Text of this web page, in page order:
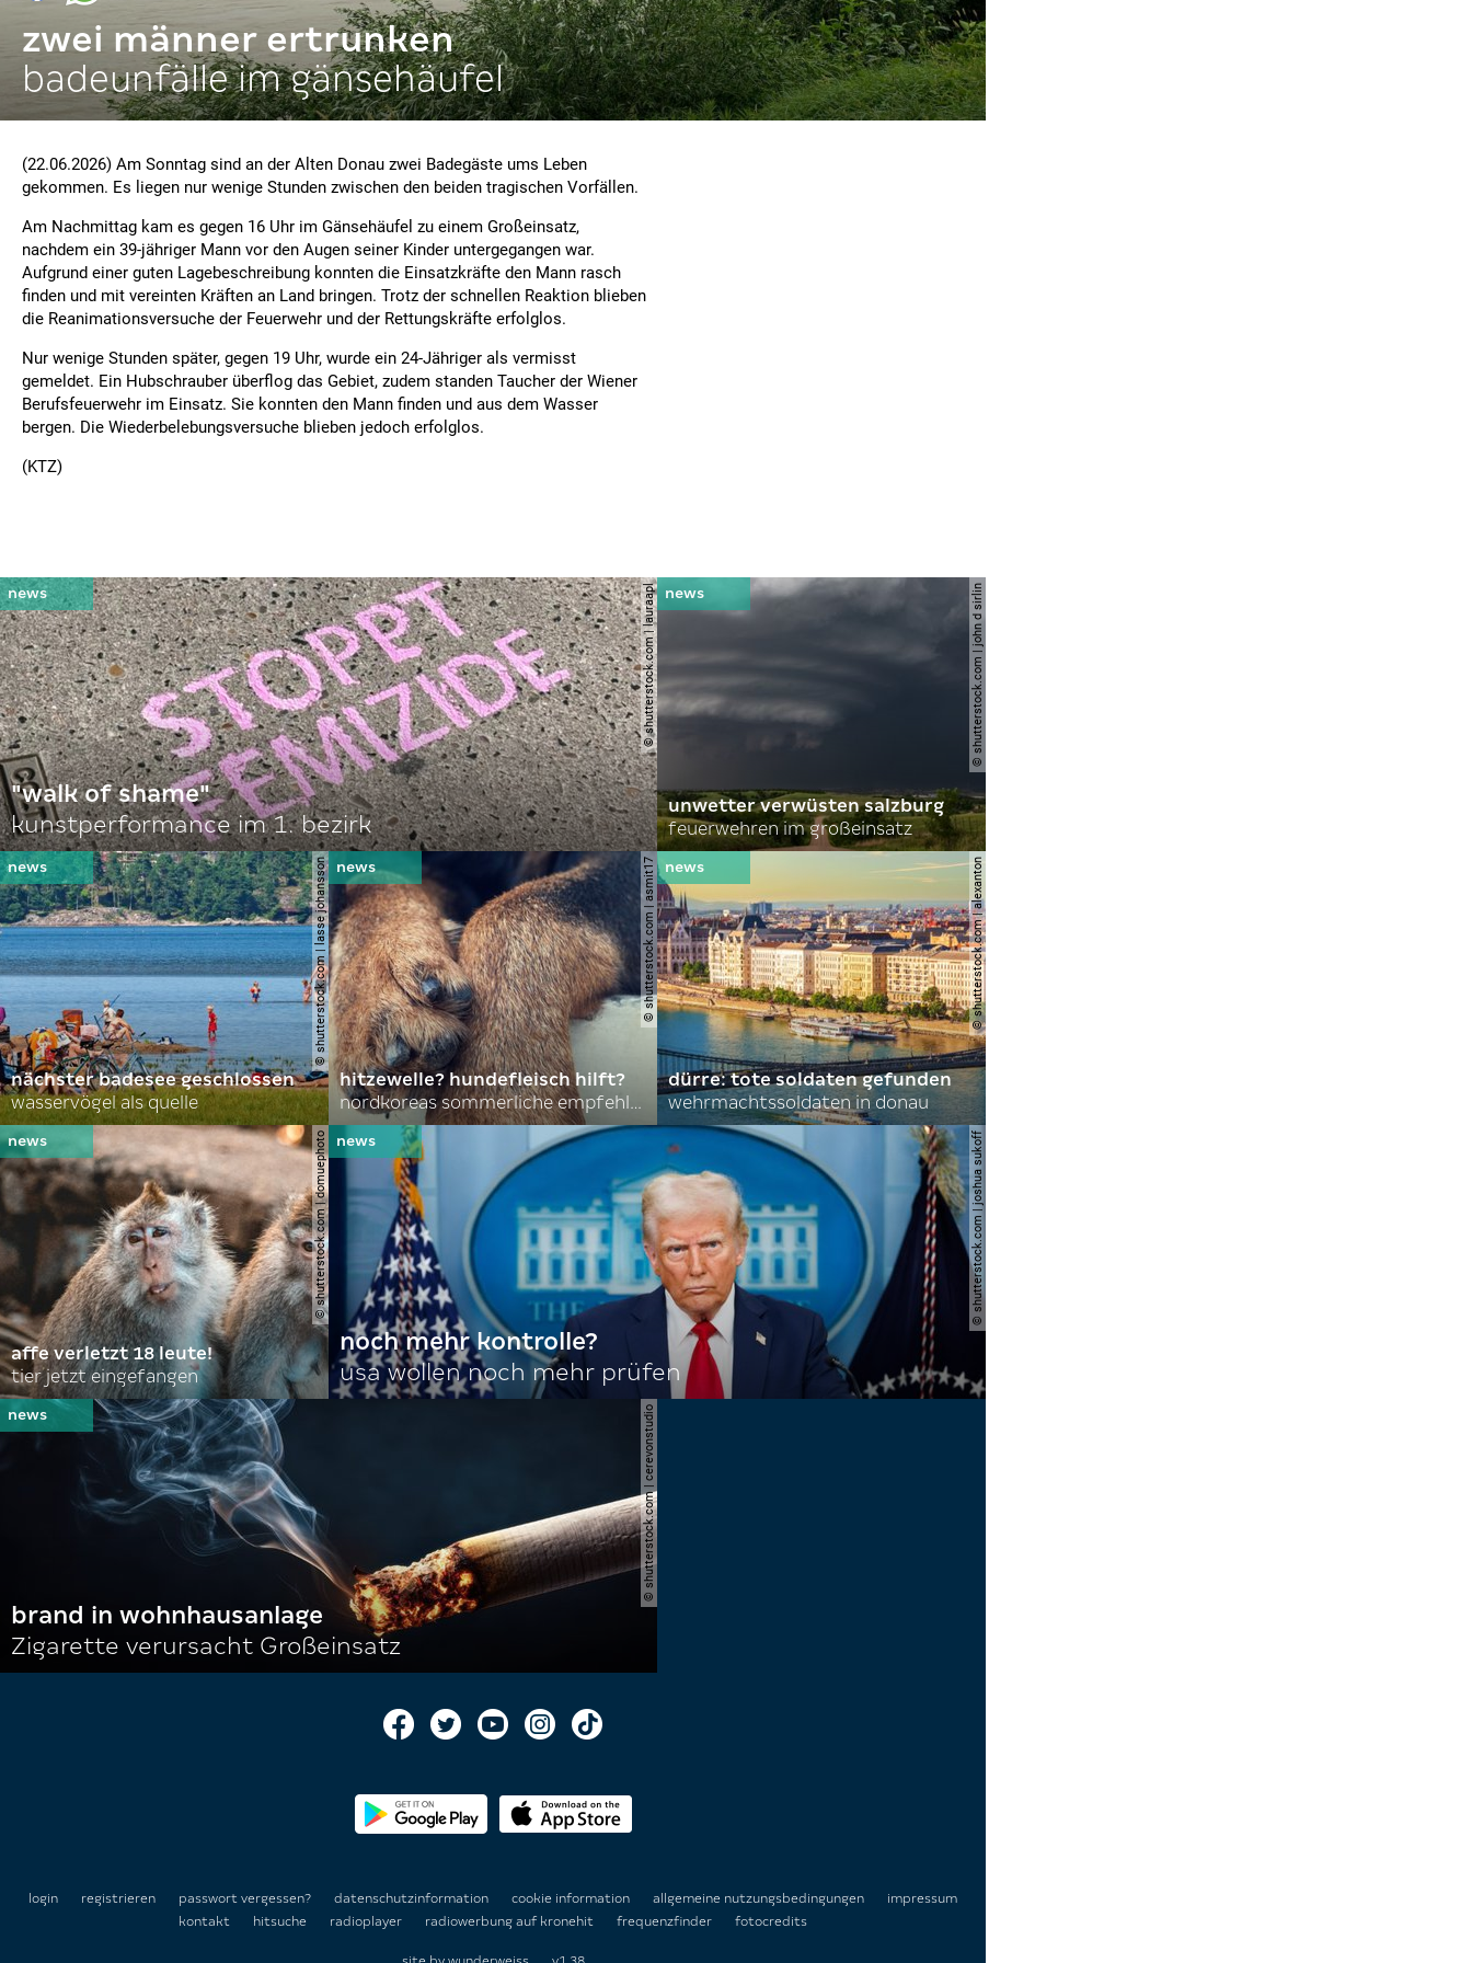
zwei männer ertrunken
badeunfälle im gänsehäufel
(22.06.2026) Am Sonntag sind an der Alten Donau zwei Badegäste ums Leben
gekommen. Es liegen nur wenige Stunden zwischen den beiden tragischen Vorfällen.
Am Nachmittag kam es gegen 16 Uhr im Gänsehäufel zu einem Großeinsatz,
nachdem ein 39-jähriger Mann vor den Augen seiner Kinder untergegangen war.
Aufgrund einer guten Lagebeschreibung konnten die Einsatzkräfte den Mann rasch
finden und mit vereinten Kräften an Land bringen. Trotz der schnellen Reaktion blieben
die Reanimationsversuche der Feuerwehr und der Rettungskräfte erfolglos.
Nur wenige Stunden später, gegen 19 Uhr, wurde ein 24-Jähriger als vermisst
gemeldet. Ein Hubschrauber überflog das Gebiet, zudem standen Taucher der Wiener
Berufsfeuerwehr im Einsatz. Sie konnten den Mann finden und aus dem Wasser
bergen. Die Wiederbelebungsversuche blieben jedoch erfolglos.
(KTZ)
© shutterstock.com | lauraapl
"walk of shame"
kunstperformance im 1. bezirk
© shutterstock.com | john d sirlin
unwetter verwüsten salzburg
feuerwehren im großeinsatz
© shutterstock.com | lasse johansson
nächster badesee geschlossen
wasservögel als quelle
© shutterstock.com | asmit17
hitzewelle? hundefleisch hilft?
nordkoreas sommerliche empfehlungen
© shutterstock.com | alexanton
dürre: tote soldaten gefunden
wehrmachtssoldaten in donau
© shutterstock.com | domuephoto
affe verletzt 18 leute!
tier jetzt eingefangen
© shutterstock.com | joshua sukoff
noch mehr kontrolle?
usa wollen noch mehr prüfen
© shutterstock.com | cerevonstudio
brand in wohnhausanlage
Zigarette verursacht Großeinsatz
login registrieren passwort vergessen? datenschutzinformation cookie information allgemeine nutzungsbedingungen
impressum
kontakt
hitsuche radioplayer radiowerbung auf kronehit frequenzfinder fotocredits